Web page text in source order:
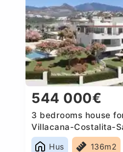
544 000€
3 bedrooms house
Villacana-Costalita-
Hus
136m2